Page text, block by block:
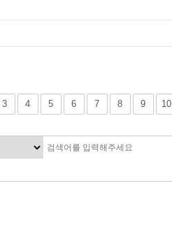
3 4 5 6 7 8 9 10